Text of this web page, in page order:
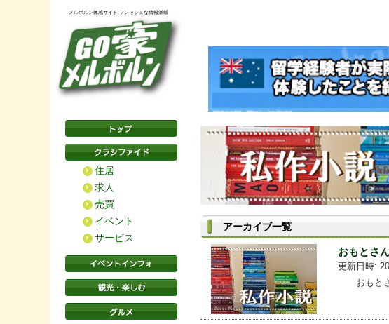
メルボルン体感サイト フレッシュな情報満載
住居
求人
売買
イベント
サービス
アーカイブ一覧
おもとさ
更新日時:
おもとさ